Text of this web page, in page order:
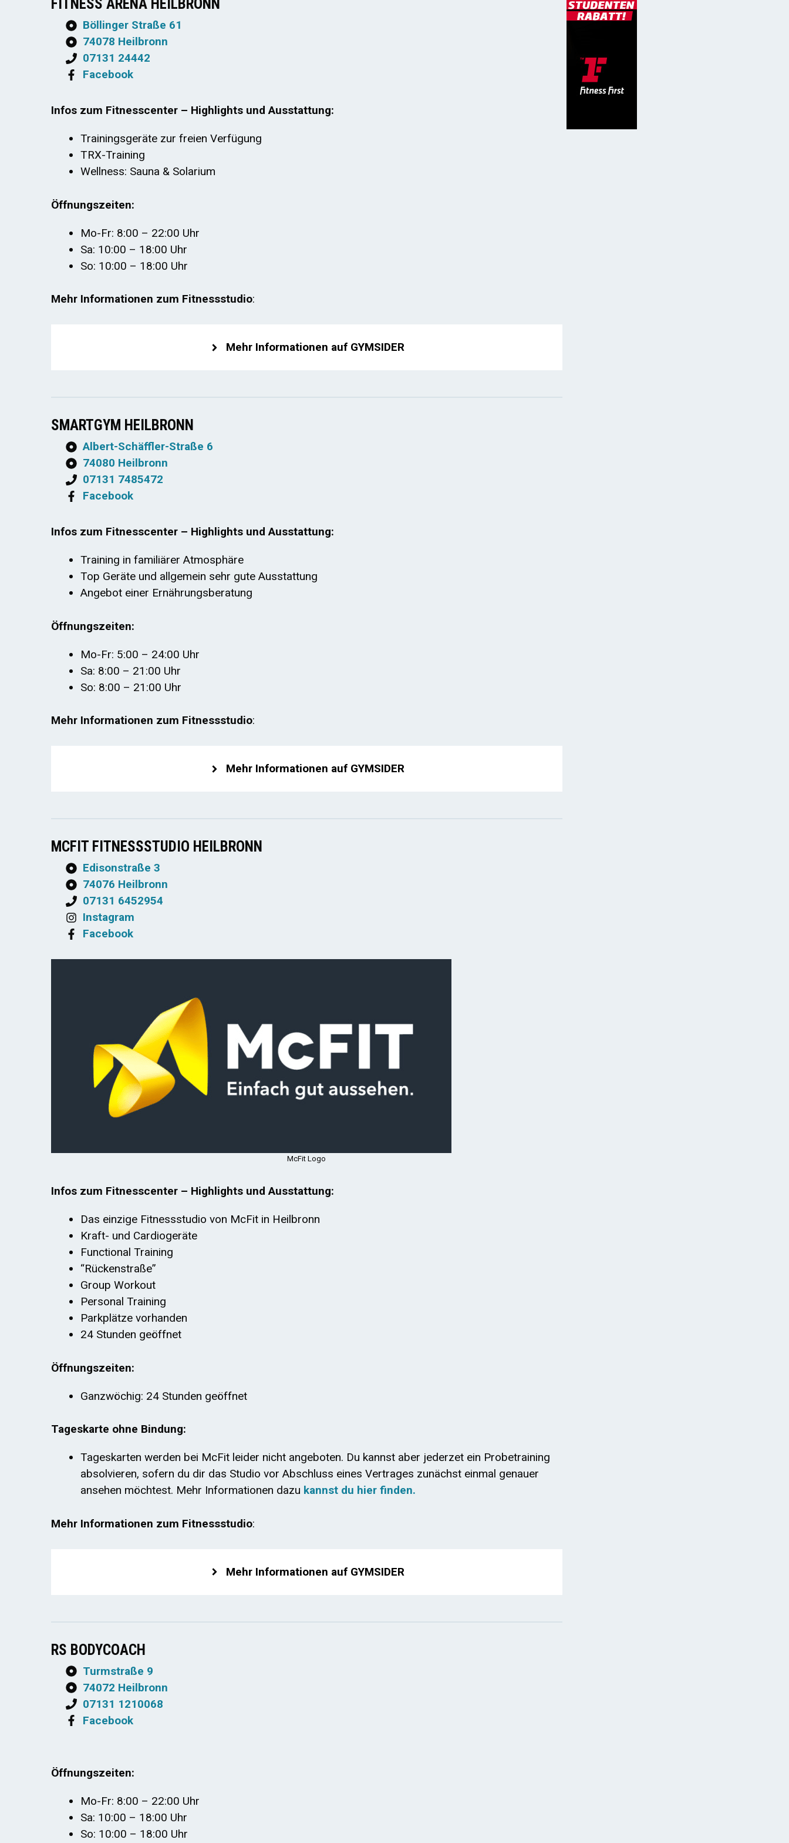
FITNESS ARENA HEILBRONN
Böllinger Straße 61
74078 Heilbronn
07131 24442
Facebook
Infos zum Fitnesscenter – Highlights und Ausstattung:
Trainingsgeräte zur freien Verfügung
TRX-Training
Wellness: Sauna & Solarium
Öffnungszeiten:
Mo-Fr: 8:00 – 22:00 Uhr
Sa: 10:00 – 18:00 Uhr
So: 10:00 – 18:00 Uhr
Mehr Informationen zum Fitnessstudio:
Mehr Informationen auf GYMSIDER
SMARTGYM HEILBRONN
Albert-Schäffler-Straße 6
74080 Heilbronn
07131 7485472
Facebook
Infos zum Fitnesscenter – Highlights und Ausstattung:
Training in familiärer Atmosphäre
Top Geräte und allgemein sehr gute Ausstattung
Angebot einer Ernährungsberatung
Öffnungszeiten:
Mo-Fr: 5:00 – 24:00 Uhr
Sa: 8:00 – 21:00 Uhr
So: 8:00 – 21:00 Uhr
Mehr Informationen zum Fitnessstudio:
Mehr Informationen auf GYMSIDER
MCFIT FITNESSSTUDIO HEILBRONN
Edisonstraße 3
74076 Heilbronn
07131 6452954
Instagram
Facebook
McFit Logo
Infos zum Fitnesscenter – Highlights und Ausstattung:
Das einzige Fitnessstudio von McFit in Heilbronn
Kraft- und Cardiogeräte
Functional Training
“Rückenstraße”
Group Workout
Personal Training
Parkplätze vorhanden
24 Stunden geöffnet
Öffnungszeiten:
Ganzwöchig: 24 Stunden geöffnet
Tageskarte ohne Bindung:
Tageskarten werden bei McFit leider nicht angeboten. Du kannst aber jederzet ein Probetraining
absolvieren, sofern du dir das Studio vor Abschluss eines Vertrages zunächst einmal genauer
ansehen möchtest. Mehr Informationen dazu kannst du hier finden.
Mehr Informationen zum Fitnessstudio:
Mehr Informationen auf GYMSIDER
RS BODYCOACH
Turmstraße 9
74072 Heilbronn
07131 1210068
Facebook
Öffnungszeiten:
Mo-Fr: 8:00 – 22:00 Uhr
Sa: 10:00 – 18:00 Uhr
So: 10:00 – 18:00 Uhr